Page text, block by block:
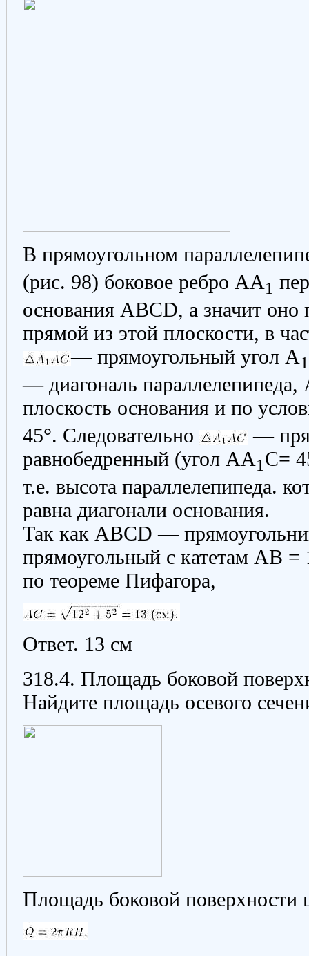
В прямоугольном
(рис. 98) боковое ребро AA1
основания ABCD, а значит
прямой из этой плоскости, в
— прямоугольный угол A1
— диагональ
плоскость основания и по
45°. Cледовательно
—
равнобедренный (угол AA1 C=
т.е. высота параллелепипеда.
равна диагонали основания.
Так как ABCD —
прямоугольный с катетам AB
по теореме Пифагора,
Ответ. 13 см
318.4. Площадь боковой
Найдите площадь осевого
Площадь боковой поверхности